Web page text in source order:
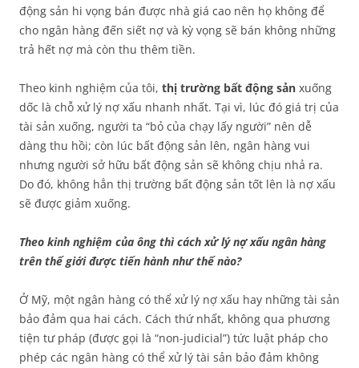
động sản hi vọng bán được nhà giá cao nên họ không để
cho ngân hàng đến siết nợ và kỳ vọng sẽ bán không những
trả hết nợ mà còn thu thêm tiền.
Theo kinh nghiệm của tôi, thị trường bất động sản xuống
dốc là chỗ xử lý nợ xấu nhanh nhất. Tại vì, lúc đó giá trị của
tài sản xuống, người ta “bỏ của chạy lấy người” nên dễ
dàng thu hồi; còn lúc bất động sản lên, ngân hàng vui
nhưng người sở hữu bất động sản sẽ không chịu nhả ra.
Do đó, không hẳn thị trường bất động sản tốt lên là nợ xấu
sẽ được giảm xuống.
Theo kinh nghiệm của ông thì cách xử lý nợ xấu ngân hàng
trên thế giới được tiến hành như thế nào?
Ở Mỹ, một ngân hàng có thể xử lý nợ xấu hay những tài sản
bảo đảm qua hai cách. Cách thứ nhất, không qua phương
tiện tư pháp (được gọi là “non-judicial”) tức luật pháp cho
phép các ngân hàng có thể xử lý tài sản bảo đảm không